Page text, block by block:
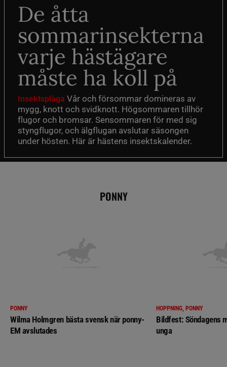
De åtta
sommarinsekterna
varje hästägare
måste ha koll på
Insektsplåga Vår och försommar domineras av
mygg, knott och svidknott. Högsommaren tillhör
flugor och bromsar. Sensommaren för med sig
styngflugor, och älgflugan avslutar säsongen
under hösten. Här är hästens insektskalender.
PONNY
PONNY
Wilma Holmgren bästa svensk när ponny-
EM avslutades
HOPPNING, PONNY
Bildfest: Söndagens
unga